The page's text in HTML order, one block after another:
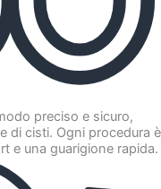
preciso e sicuro,
di cisti. Ogni procedura è
e una guarigione rapida.